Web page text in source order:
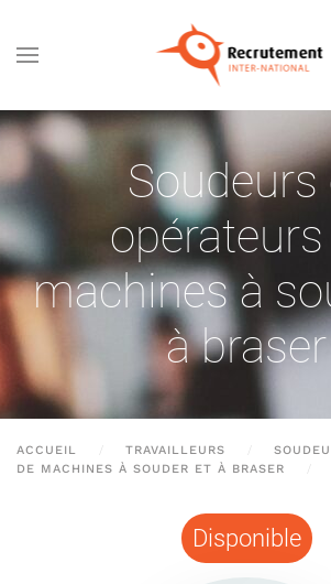
Passer au contenu principal
Soudeurs
machines à
à braser
ACCUEIL TRAVAILLEURS
DE MACHINES À SOUDER ET À BRASER
Disponible